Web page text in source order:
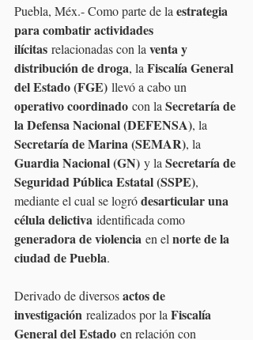
Puebla, Méx.- Como parte de la estrategia
para combatir actividades
ilícitas relacionadas con la venta y
distribución de droga, la Fiscalía General
del Estado (FGE) llevó a cabo un
operativo coordinado con la Secretaría de
la Defensa Nacional (DEFENSA), la
Secretaría de Marina (SEMAR), la
Guardia Nacional (GN) y la Secretaría de
Seguridad Pública Estatal (SSPE),
mediante el cual se logró desarticular una
célula delictiva identificada como
generadora de violencia en el norte de la
ciudad de Puebla.
Derivado de diversos actos de
investigación realizados por la Fiscalía
General del Estado en relación con